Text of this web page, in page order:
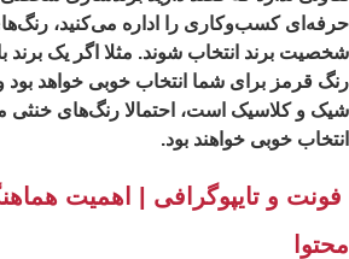
کسب‌وکاری را اداره می‌کنید،
برند انتخاب شوند. مثلا اگر یک برند
قرمز برای شما انتخاب خوبی خواهد بود
و کلاسیک است، احتمالا رنگ‌های خنثی
خوبی خواهند بود.
و تایپوگرافی | اهمیت